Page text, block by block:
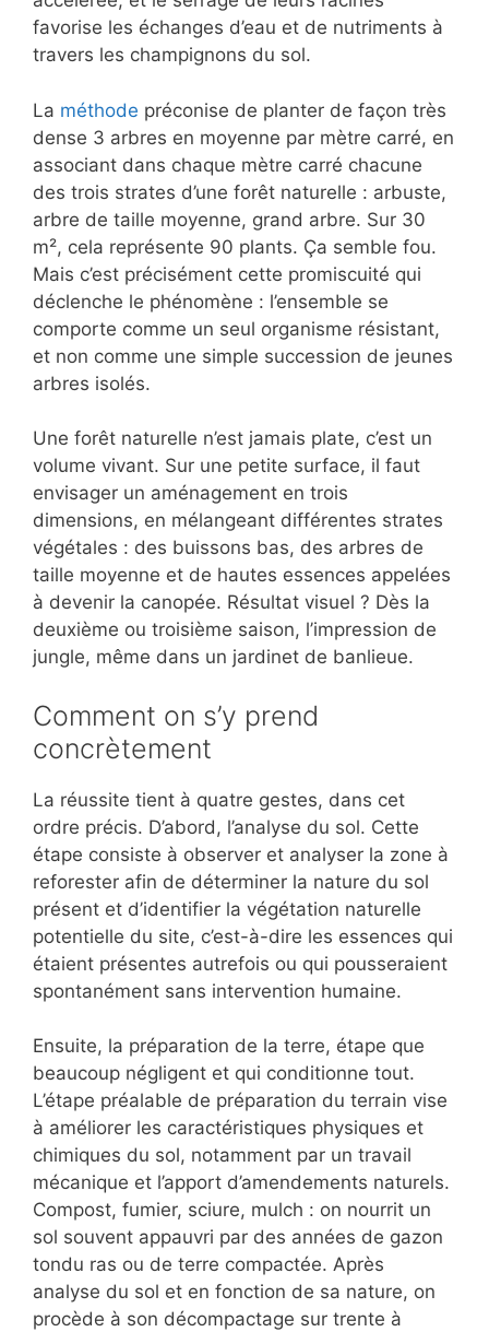
favorise les échanges d’eau et de nutriments à
travers les champignons du sol.
La méthode préconise de planter de façon très
dense 3 arbres en moyenne par mètre carré, en
associant dans chaque mètre carré chacune
des trois strates d’une forêt naturelle : arbuste,
arbre de taille moyenne, grand arbre. Sur 30
m², cela représente 90 plants. Ça semble fou.
Mais c’est précisément cette promiscuité qui
déclenche le phénomène : l’ensemble se
comporte comme un seul organisme résistant,
et non comme une simple succession de jeunes
arbres isolés.
Une forêt naturelle n’est jamais plate, c’est un
volume vivant. Sur une petite surface, il faut
envisager un aménagement en trois
dimensions, en mélangeant différentes strates
végétales : des buissons bas, des arbres de
taille moyenne et de hautes essences appelées
à devenir la canopée. Résultat visuel ? Dès la
deuxième ou troisième saison, l’impression de
jungle, même dans un jardinet de banlieue.
Comment on s’y prend
concrètement
La réussite tient à quatre gestes, dans cet
ordre précis. D’abord, l’analyse du sol. Cette
étape consiste à observer et analyser la zone à
reforester afin de déterminer la nature du sol
présent et d’identifier la végétation naturelle
potentielle du site, c’est-à-dire les essences qui
étaient présentes autrefois ou qui pousseraient
spontanément sans intervention humaine.
Ensuite, la préparation de la terre, étape que
beaucoup négligent et qui conditionne tout.
L’étape préalable de préparation du terrain vise
à améliorer les caractéristiques physiques et
chimiques du sol, notamment par un travail
mécanique et l’apport d’amendements naturels.
Compost, fumier, sciure, mulch : on nourrit un
sol souvent appauvri par des années de gazon
tondu ras ou de terre compactée. Après
analyse du sol et en fonction de sa nature, on
procède à son décompactage sur trente à